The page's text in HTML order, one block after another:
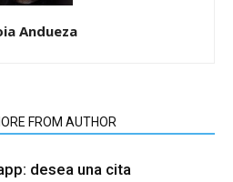
Andueza
FROM AUTHOR
desea una cita